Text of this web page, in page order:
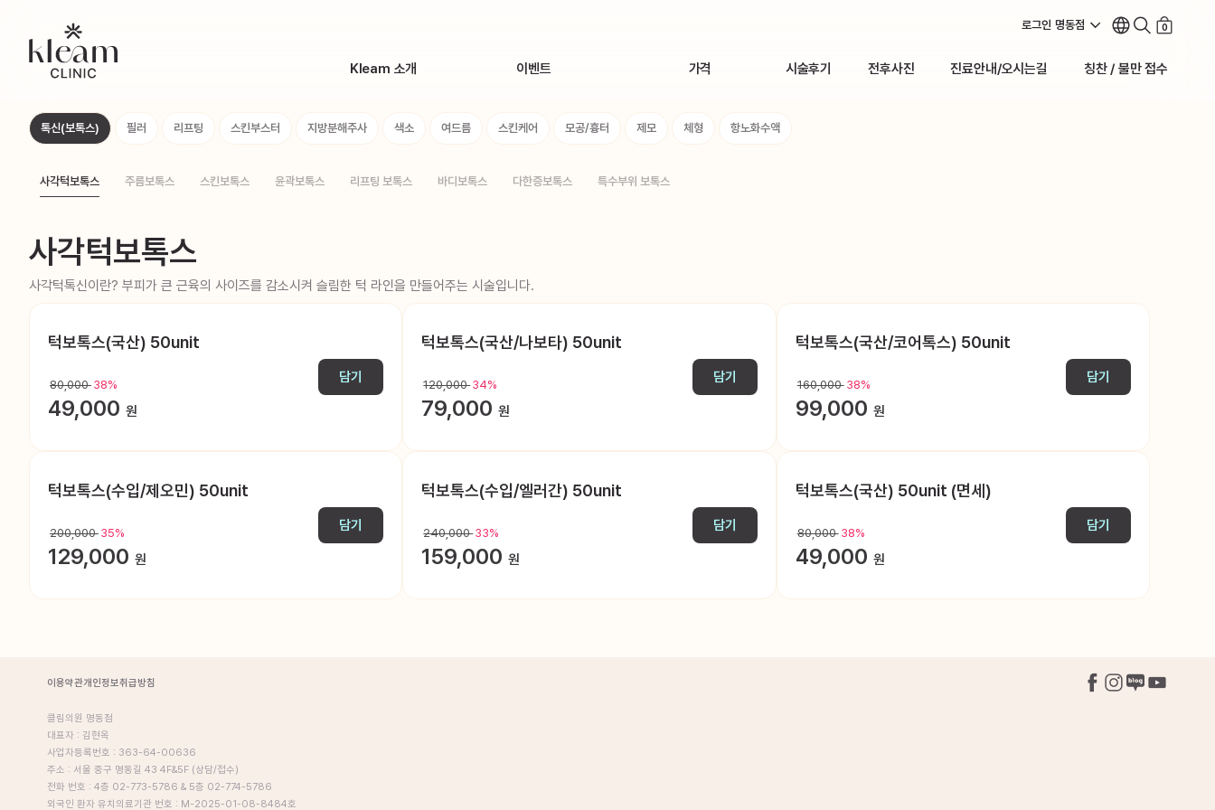
로그인 명동점 0
Kleam 소개
의료진 소개
Kleam 둘러보기
이벤트
8월 1차 이벤트(주사시술)
가격
필러
스킨케어
제모
시술후기 전후사진 진료안내/오시는길 칭찬 / 불만 접수
톡신(보톡스)
필러 리프팅 스킨부스터 지방분해주사 색소 여드름 스킨케어 모공/흉터 제모 체형 항노화수액
사각턱보톡스 주름보톡스 스킨보톡스 윤곽보톡스 리프팅 보톡스 바디보톡스 다한증보톡스 특수부위 보톡스
사각턱보톡스
사각턱톡신이란? 부피가 큰 근육의 사이즈를 감소시켜 슬림한 턱 라인을 만들어주는 시술입니다.
턱보톡스(국산) 50unit
80,000 38%
49,000 원
담기
턱보톡스(국산/나보타) 50unit
120,00034%
79,000원
담기
턱보톡스(국산/코어톡스) 50unit
160,000 38%
99,000 원
담기
턱보톡스(수입/제오민) 50unit
200,000 35%
129,000 원
담기
턱보톡스(수입/엘러간) 50unit
240,00033%
159,000원
담기
턱보톡스(국산) 50unit (면세)
80,000 38%
49,000 원
담기
이용약관개인정보취급방침
클림의원 명동점
대표자 : 김현옥
사업자등록번호 : 363-64-00636
주소 : 서울 중구 명동길 43 4F&5F (상담/접수)
전화 번호 : 4층 02-773-5786 & 5층 02-774-5786
외국인 환자 유치의료기관 번호 : M-2025-01-08-8484호